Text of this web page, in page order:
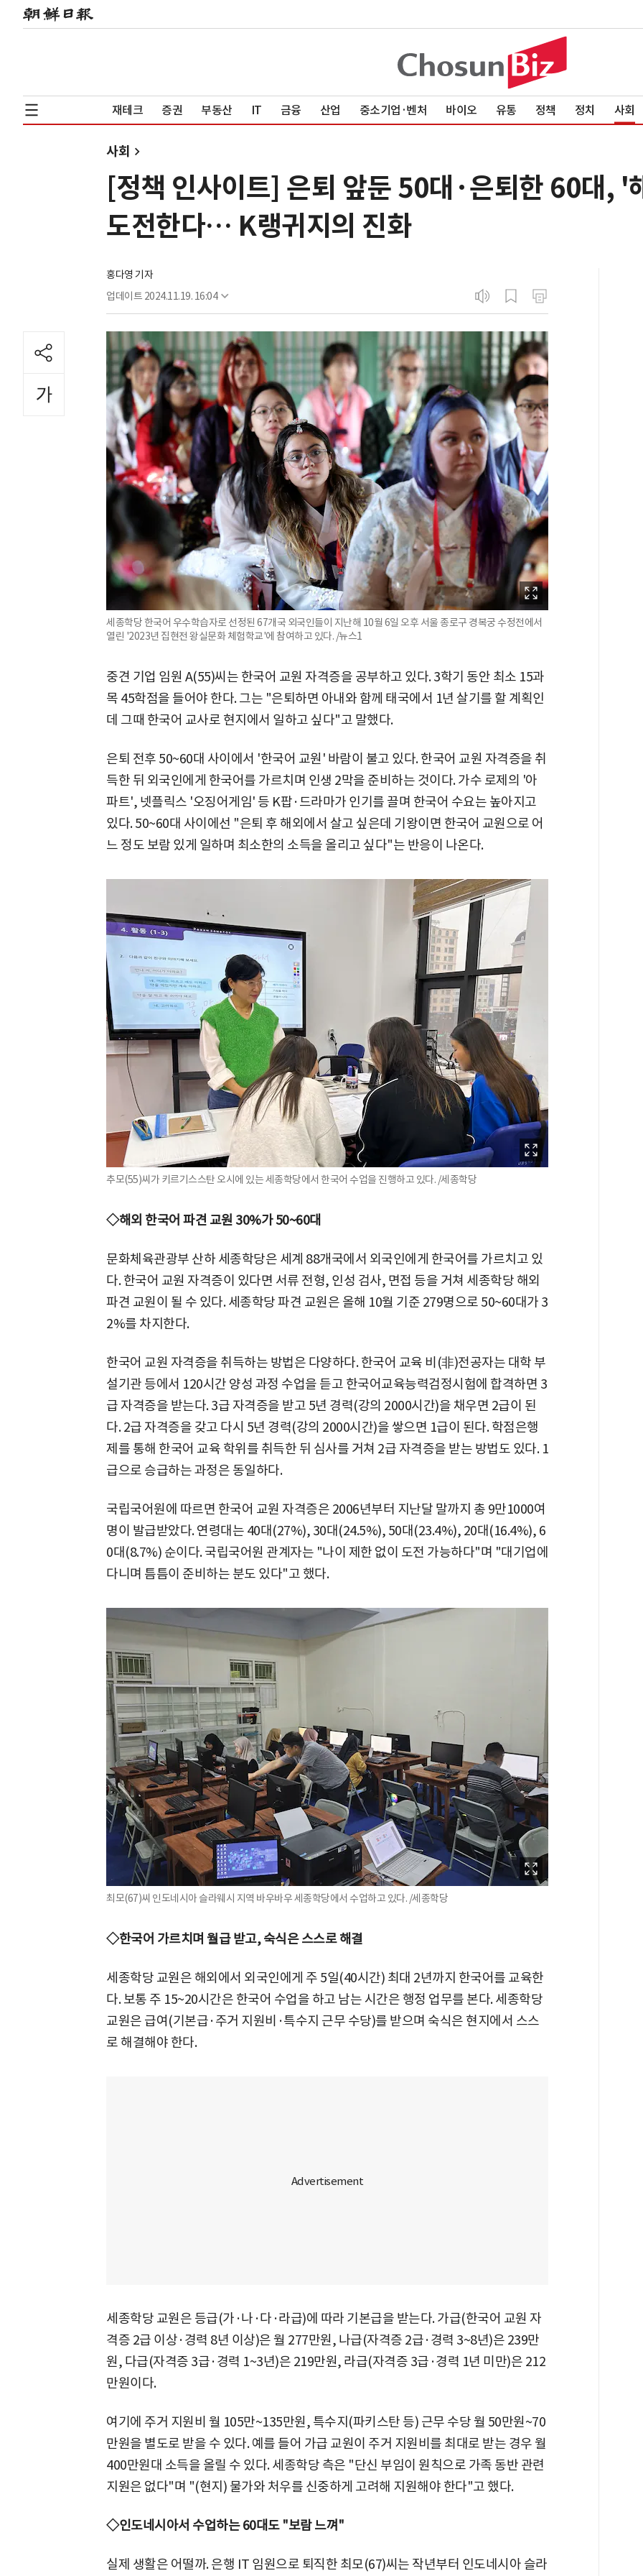
재테크 증권 부동산 IT 금융 산업 중소기업·벤처 바이오 유통 정책 정치 사회
사회
[정책 인사이트] 은퇴 앞둔 50대·은퇴한 60대, '
도전한다… K랭귀지의 진화
홍다영 기자
업데이트 2024.11.19. 16:04
세종학당 한국어 우수학습자로 선정된 67개국 외국인들이 지난해 10월 6일 오후 서울 종로구 경복궁 수정전에서
열린 '2023년 집현전 왕실문화 체험학교'에 참여하고 있다. /뉴스1
중견 기업 임원 A(55)씨는 한국어 교원 자격증을 공부하고 있다. 3학기 동안 최소 15과
목 45학점을 들어야 한다. 그는 "은퇴하면 아내와 함께 태국에서 1년 살기를 할 계획인
데 그때 한국어 교사로 현지에서 일하고 싶다"고 말했다.
은퇴 전후 50~60대 사이에서 '한국어 교원' 바람이 불고 있다. 한국어 교원 자격증을 취
득한 뒤 외국인에게 한국어를 가르치며 인생 2막을 준비하는 것이다. 가수 로제의 '아
파트', 넷플릭스 '오징어게임' 등 K팝·드라마가 인기를 끌며 한국어 수요는 높아지고
있다. 50~60대 사이에선 "은퇴 후 해외에서 살고 싶은데 기왕이면 한국어 교원으로 어
느 정도 보람 있게 일하며 최소한의 소득을 올리고 싶다"는 반응이 나온다.
추모(55)씨가 키르기스스탄 오시에 있는 세종학당에서 한국어 수업을 진행하고 있다. /세종학당
◇해외 한국어 파견 교원 30%가 50~60대
문화체육관광부 산하 세종학당은 세계 88개국에서 외국인에게 한국어를 가르치고 있
다. 한국어 교원 자격증이 있다면 서류 전형, 인성 검사, 면접 등을 거쳐 세종학당 해외
파견 교원이 될 수 있다. 세종학당 파견 교원은 올해 10월 기준 279명으로 50~60대가 3
2%를 차지한다.
한국어 교원 자격증을 취득하는 방법은 다양하다. 한국어 교육 비(非)전공자는 대학 부
설기관 등에서 120시간 양성 과정 수업을 듣고 한국어교육능력검정시험에 합격하면 3
급 자격증을 받는다. 3급 자격증을 받고 5년 경력(강의 2000시간)을 채우면 2급이 된
다. 2급 자격증을 갖고 다시 5년 경력(강의 2000시간)을 쌓으면 1급이 된다. 학점은행
제를 통해 한국어 교육 학위를 취득한 뒤 심사를 거쳐 2급 자격증을 받는 방법도 있다. 1
급으로 승급하는 과정은 동일하다.
국립국어원에 따르면 한국어 교원 자격증은 2006년부터 지난달 말까지 총 9만1000여
명이 발급받았다. 연령대는 40대(27%), 30대(24.5%), 50대(23.4%), 20대(16.4%), 6
0대(8.7%) 순이다. 국립국어원 관계자는 "나이 제한 없이 도전 가능하다"며 "대기업에
다니며 틈틈이 준비하는 분도 있다"고 했다.
최모(67)씨 인도네시아 슬라웨시 지역 바우바우 세종학당에서 수업하고 있다. /세종학당
◇한국어 가르치며 월급 받고, 숙식은 스스로 해결
세종학당 교원은 해외에서 외국인에게 주 5일(40시간) 최대 2년까지 한국어를 교육한
다. 보통 주 15~20시간은 한국어 수업을 하고 남는 시간은 행정 업무를 본다. 세종학당
교원은 급여(기본급·주거 지원비·특수지 근무 수당)를 받으며 숙식은 현지에서 스스
로 해결해야 한다.
세종학당 교원은 등급(가·나·다·라급)에 따라 기본급을 받는다. 가급(한국어 교원 자
격증 2급 이상·경력 8년 이상)은 월 277만원, 나급(자격증 2급·경력 3~8년)은 239만
원, 다급(자격증 3급·경력 1~3년)은 219만원, 라급(자격증 3급·경력 1년 미만)은 212
만원이다.
여기에 주거 지원비 월 105만~135만원, 특수지(파키스탄 등) 근무 수당 월 50만원~70
만원을 별도로 받을 수 있다. 예를 들어 가급 교원이 주거 지원비를 최대로 받는 경우 월
400만원대 소득을 올릴 수 있다. 세종학당 측은 "단신 부임이 원칙으로 가족 동반 관련
지원은 없다"며 "(현지) 물가와 처우를 신중하게 고려해 지원해야 한다"고 했다.
◇인도네시아서 수업하는 60대도 "보람 느껴"
실제 생활은 어떨까. 은행 IT 임원으로 퇴직한 최모(67)씨는 작년부터 인도네시아 슬라